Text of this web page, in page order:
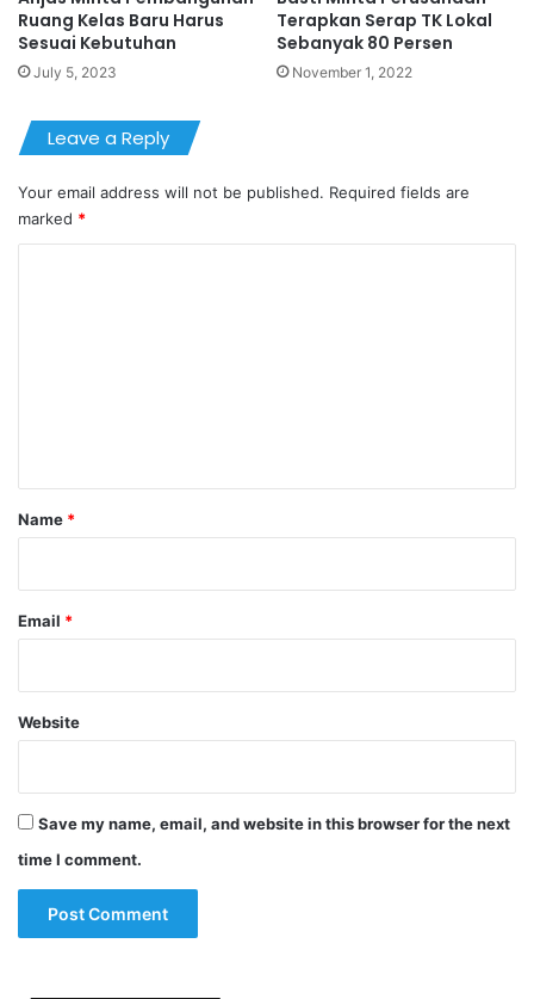
Ruang Kelas Baru Harus
Sesuai Kebutuhan
July 5, 2023
Terapkan Serap TK Lokal
Sebanyak 80 Persen
November 1, 2022
Leave a Reply
Your email address will not be published. Required fields are
marked *
*
Name *
Email *
Website
Save my name, email, and website in this browser for the next
time I comment.